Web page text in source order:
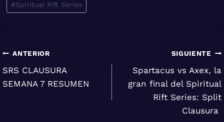
la
#Spiritual Rift Series
Navegación
de
ANTERIOR
SRS CLAUSURA
SEMANA 7 RESUMEN
SIGUIENTE
Spartacus vs Axex, la
gran final del Spiritual
Rift Series: Split
Clausura